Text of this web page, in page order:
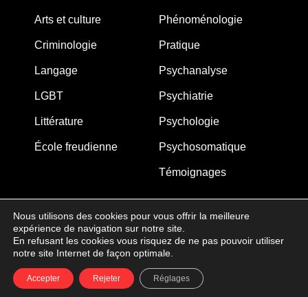
Arts et culture
Criminologie
Langage
LGBT
Littérature
École freudienne
Phénoménologie
Pratique
Psychanalyse
Psychiatrie
Psychologie
Psychosomatique
Témoignages
MJW-FEDITION.COM © 2005-2025 – La Gouberdière
14710 Saint-Martin de Blagny
Nous utilisons des cookies pour vous offrir la meilleure
expérience de navigation sur notre site.
En refusant les cookies vous risquez de ne pas pouvoir utiliser
notre site Internet de façon optimale.
Accepter Rejeter Réglages